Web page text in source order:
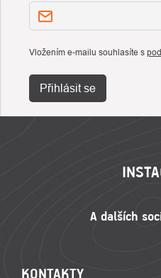
Vložením e-mailu souhlasíte s
Přihlásit se
KONTAKTY